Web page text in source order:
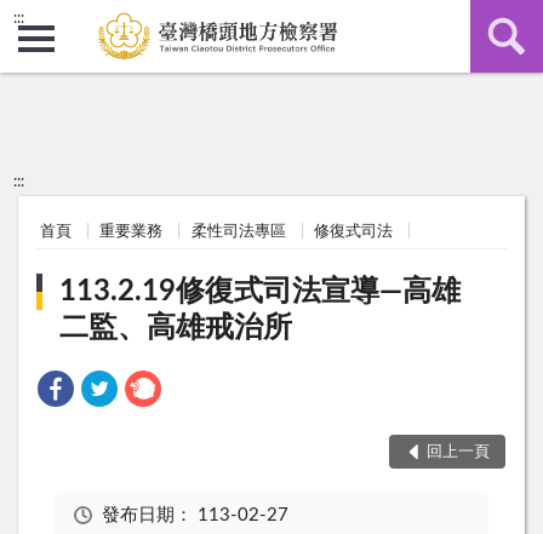
:::
:::
首頁 重要業務 柔性司法專區 修復式司法
113.2.19修復式司法宣導—高雄
二監、高雄戒治所
回上一頁
發布日期： 113-02-27